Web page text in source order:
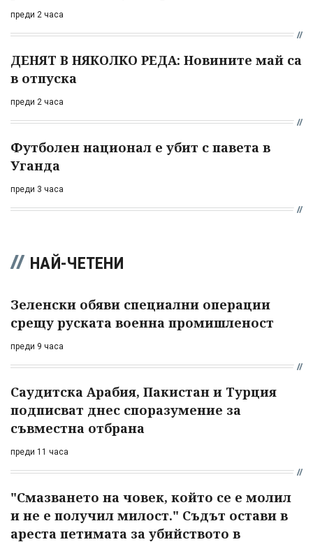
преди 2 часа
ДЕНЯТ В НЯКОЛКО РЕДА: Новините май са
в отпуска
преди 2 часа
Футболен национал е убит с павета в
Уганда
преди 3 часа
НАЙ-ЧЕТЕНИ
Зеленски обяви специални операции
срещу руската военна промишленост
преди 9 часа
Саудитска Арабия, Пакистан и Турция
подписват днес споразумение за
съвместна отбрана
преди 11 часа
"Смазването на човек, който се е молил
и не е получил милост." Съдът остави в
ареста петимата за убийството в